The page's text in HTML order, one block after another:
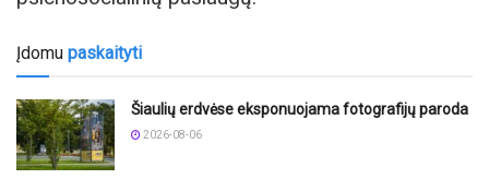
Įdomu paskaityti
Šiaulių erdvėse eksponuojama fotografijų paroda
2026-08-06